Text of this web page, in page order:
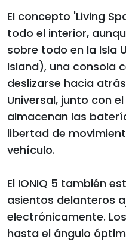
El concepto 'Living
todo el interior,
sobre todo en la Isla
Island), una consola
deslizarse hacia
Universal, junto con
almacenan las
libertad de
vehículo.
El IONIQ 5 también
asientos delanteros
electrónicamente.
hasta el ángulo